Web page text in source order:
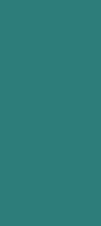
Pourquoi